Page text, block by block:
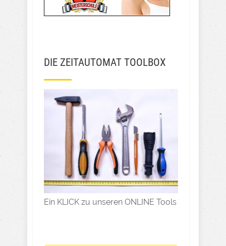
DIE ZEITAUTOMAT TOOLBOX
Ein KLICK zu unseren ONLINE Tools